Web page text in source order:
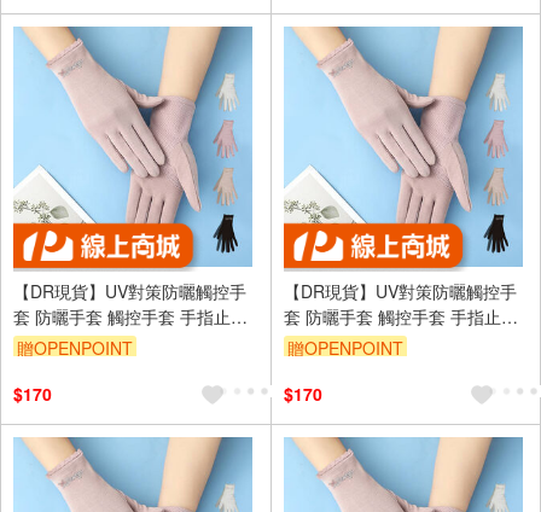
【DR現貨】UV對策防曬觸控手
套 防曬手套 觸控手套 手指止滑
DR6983-88 四季可戴
贈OPENPOINT
$170
【DR現貨】UV對策防曬觸控手
套 防曬手套 觸控手套 手指止滑
DR6983-88 四季可戴
贈OPENPOINT
$170